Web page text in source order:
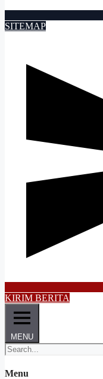
SITEMAP
KIRIM BERITA
MENU
Menu